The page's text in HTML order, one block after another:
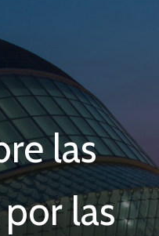
las
las